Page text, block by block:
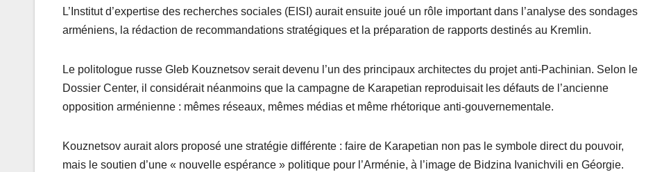
L’Institut d’expertise des recherches sociales (EISI) aurait ensuite joué un rôle important dans l’analyse des sondages
arméniens, la rédaction de recommandations stratégiques et la préparation de rapports destinés au Kremlin.
Le politologue russe Gleb Kouznetsov serait devenu l’un des principaux architectes du projet anti-Pachinian. Selon le
Dossier Center, il considérait néanmoins que la campagne de Karapetian reproduisait les défauts de l’ancienne
opposition arménienne : mêmes réseaux, mêmes médias et même rhétorique anti-gouvernementale.
Kouznetsov aurait alors proposé une stratégie différente : faire de Karapetian non pas le symbole direct du pouvoir,
mais le soutien d’une « nouvelle espérance » politique pour l’Arménie, à l’image de Bidzina Ivanichvili en Géorgie.